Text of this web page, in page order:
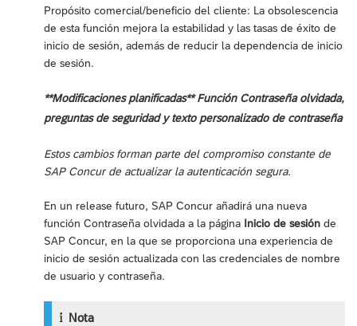
Propósito comercial/beneficio del cliente: La obsolescencia
de esta función mejora la estabilidad y las tasas de éxito de
inicio de sesión, además de reducir la dependencia de inicio
de sesión.
**Modificaciones planificadas** Función Contraseña olvidada,
preguntas de seguridad y texto personalizado de contraseña
Estos cambios forman parte del compromiso constante de
SAP Concur de actualizar la autenticación segura.
En un release futuro, SAP Concur añadirá una nueva
función Contraseña olvidada a la página Inicio de sesión de
SAP Concur, en la que se proporciona una experiencia de
inicio de sesión actualizada con las credenciales de nombre
de usuario y contraseña.
Nota